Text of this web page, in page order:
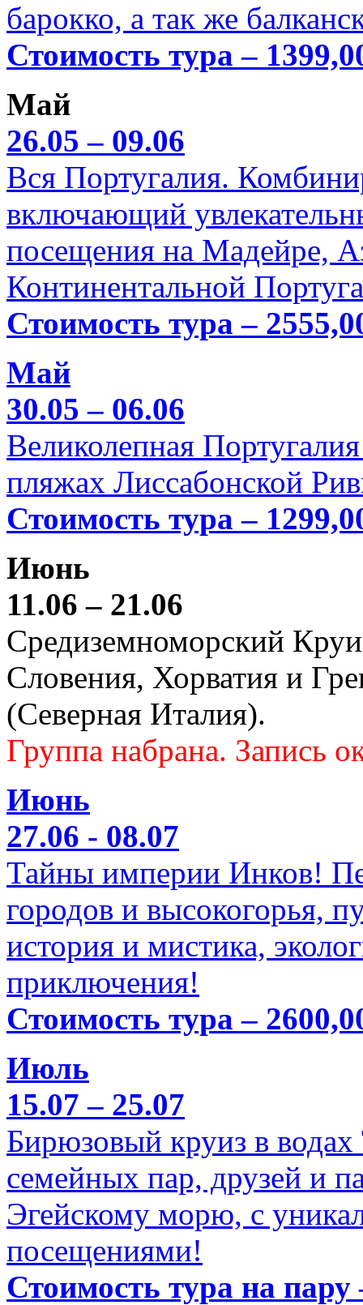
барокко, а так же
Стоимость тура –
Май
26.05 – 09.06
Вся Португалия.
включающий
посещения на Мадейре,
Континентальной
Стоимость тура –
Май
30.05 – 06.06
Великолепная
пляжах Лиссабонской
Стоимость тура –
Июнь
11.06 – 21.06
Средиземноморский
Словения, Хорватия и
(Северная Италия).
Группа набрана. Запись
Июнь
27.06 - 08.07
Тайны империи Инков!
городов и высокогорья,
история и мистика,
приключения!
Стоимость тура –
Июль
15.07 – 25.07
Бирюзовый круиз в
семейных пар, друзей и
Эгейскому морю, с
посещениями!
Стоимость тура на пару